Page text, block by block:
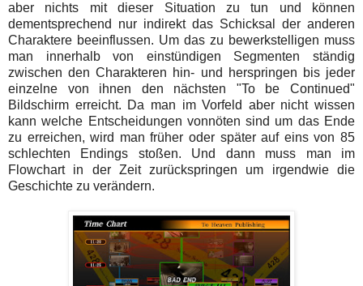
aber nichts mit dieser Situation zu tun und können
dementsprechend nur indirekt das Schicksal der anderen
Charaktere beeinflussen. Um das zu bewerkstelligen muss
man innerhalb von einstündigen Segmenten ständig
zwischen den Charakteren hin- und herspringen bis jeder
einzelne von ihnen den nächsten "To be Continued"
Bildschirm erreicht. Da man im Vorfeld aber nicht wissen
kann welche Entscheidungen vonnöten sind um das Ende
zu erreichen, wird man früher oder später auf eins von 85
schlechten Endings stoßen. Und dann muss man im
Flowchart in der Zeit zurückspringen um irgendwie die
Geschichte zu verändern.